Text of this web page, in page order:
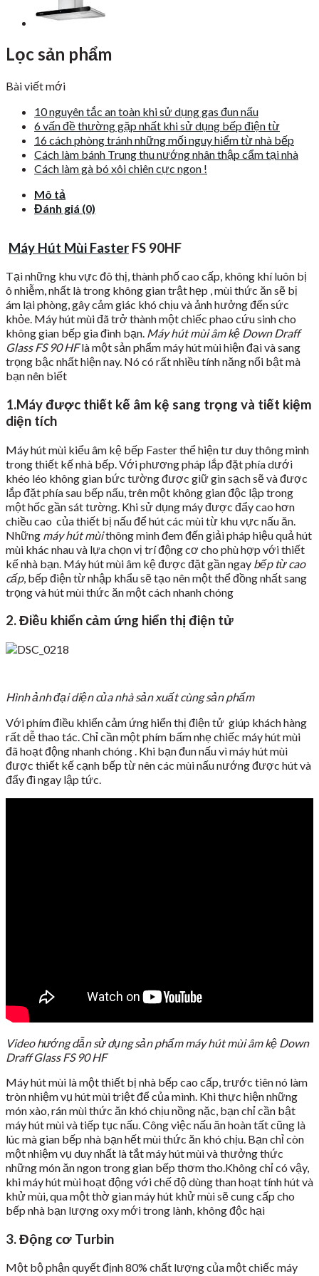
Lọc sản phẩm
Bài viết mới
10 nguyên tắc an toàn khi sử dụng gas đun nấu
6 vấn đề thường gặp nhất khi sử dụng bếp điện từ
16 cách phòng tránh những mối nguy hiểm từ nhà bếp
Cách làm bánh Trung thu nướng nhân thập cẩm tại nhà
Cách làm gà bó xôi chiên cực ngon !
Mô tả
Đánh giá (0)
Máy Hút Mùi Faster FS 90HF
Tại những khu vực đô thị, thành phố cao cấp, không khí luôn bị
ô nhiễm, nhất là trong không gian trật hẹp , mùi thức ăn sẽ bị
ám lại phòng, gây cảm giác khó chịu và ảnh hưởng đến sức
khỏe. Máy hút mùi đã trở thành một chiếc phao cứu sinh cho
không gian bếp gia đình bạn. Máy hút mùi âm kệ Down Draff
Glass FS 90 HFlà một sản phẩm máy hút mùi hiện đại và sang
trọng bậc nhất hiện nay. Nó có rất nhiều tính năng nổi bật mà
bạn nên biết
1.Máy được thiết kế âm kệ sang trọng và tiết kiệm
diện tích
Máy hút mùi kiểu âm kệ bếp Faster thể hiện tư duy thông minh
trong thiết kế nhà bếp. Với phương pháp lắp đặt phía dưới
khéo léo không gian bức tường được giữ gìn sạch sẽ và được
lắp đặt phía sau bếp nấu, trên một không gian độc lập trong
một hốc gần sát tường. Khi sử dụng máy được đẩy cao hơn
chiều cao của thiết bị nấu để hút các mùi từ khu vực nấu ăn.
Những máy hút mùithông minh đem đến giải pháp hiệu quả hút
mùi khác nhau và lựa chọn vị trí động cơ cho phù hợp với thiết
kế nhà bạn. Máy hút mùi âm kệ được đặt gần ngay bếp từ cao
cấp, bếp điện từ nhập khẩu sẽ tạo nên một thể đồng nhất sang
trọng và hút mùi thức ăn một cách nhanh chóng
2. Điều khiển cảm ứng hiển thị điện tử
Hình ảnh đại diện của nhà sản xuất cùng sản phẩm
Với phím điều khiển cảm ứng hiển thị điện tử giúp khách hàng
rất dễ thao tác. Chỉ cần một phím bấm nhẹ chiếc máy hút mùi
đã hoạt động nhanh chóng . Khi bạn đun nấu vì máy hút mùi
được thiết kế cạnh bếp từ nên các mùi nấu nướng được hút và
đẩy đi ngay lập tức.
Video hướng dẫn sử dụng sản phẩm máy hút mùi âm kệ Down
Draff Glass FS 90 HF
Máy hút mùi là một thiết bị nhà bếp cao cấp, trước tiên nó làm
tròn nhiệm vụ hút mùi triệt để của mình. Khi thực hiện những
món xào, rán mùi thức ăn khó chịu nồng nặc, bạn chỉ cần bật
máy hút mùi và tiếp tục nấu. Công việc nấu ăn hoàn tất cũng là
lúc mà gian bếp nhà bạn hết mùi thức ăn khó chịu. Bạn chỉ còn
một nhiệm vụ duy nhất là tắt máy hút mùi và thưởng thức
những món ăn ngon trong gian bếp thơm tho.Không chỉ có vậy,
khi máy hút mùi hoạt động với chế độ dùng than hoạt tính hút và
khử mùi, qua một thờ gian máy hút khử mùi sẽ cung cấp cho
bếp nhà bạn lượng oxy mới trong lành, không độc hại
3. Động cơ Turbin
Một bộ phận quyết định 80% chất lượng của một chiếc máy